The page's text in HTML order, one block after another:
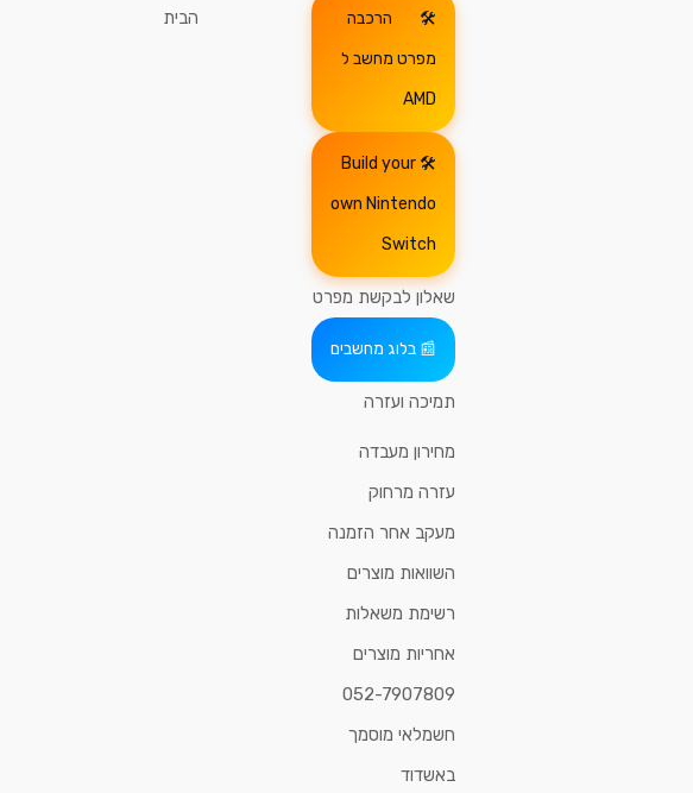
הרכבה
מפרט מחשב ל
AMD
Build your
own Nintendo
Switch
שאלון לבקשת מפרט
בלוג מחשבים
תמיכה ועזרה
מחירון מעבדה
עזרה מרחוק
מעקב אחר הזמנה
השוואות מוצרים
רשימת משאלות
אחריות מוצרים
052-7907809
חשמלאי מוסמך
באשדוד
הבית